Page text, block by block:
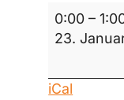
0:00 –
23.
iCal